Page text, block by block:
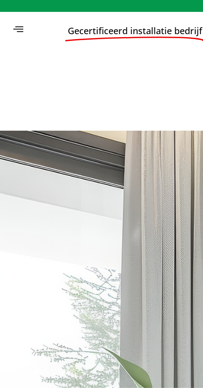
Gecertificeerd installatie bedrijf